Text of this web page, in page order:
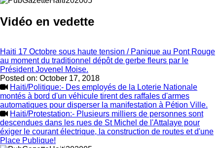
Vidéo en vedette
Haiti 17 Octobre sous haute tension / Panique au Pont Rouge
au moment du traditionnel dépôt de gerbe fleurs par le
Président Jovenel Moise.
Posted on: October 17, 2018
Haiti/Politique:- Des employés de la Loterie Nationale
montés à bord d'un véhicule tirent des raffales d'armes
automatiques pour disperser la manifestation à Pétion Ville.
Haiti/Protestation:- Plusieurs milliers de personnes sont
descendues dans les rues de St Michel de l'Attalaye pour
éxiger le courant électrique, la construction de routes et d'une
Place Publique!